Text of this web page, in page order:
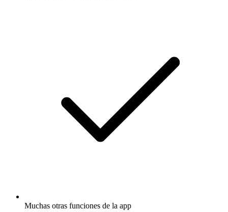
Muchas otras funciones de la app